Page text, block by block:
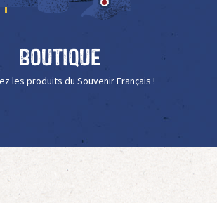
Boutique
les produits du Souvenir Français !